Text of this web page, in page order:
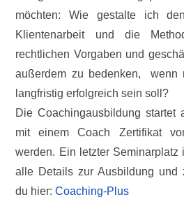
möchten: Wie gestalte ich
Klientenarbeit und die
rechtlichen Vorgaben und
außerdem zu bedenken, wenn
langfristig erfolgreich sein soll?
Die Coachingausbildung startet
mit einem Coach Zertifikat
werden. Ein letzter Seminarplatz
alle Details zur Ausbildung und
du hier:Coaching-Plus